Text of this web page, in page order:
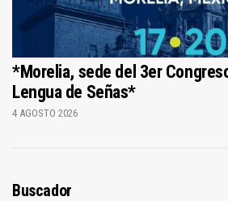
*Morelia, sede del 3er
Lengua de Señas*
4 AGOSTO 2026
Buscador